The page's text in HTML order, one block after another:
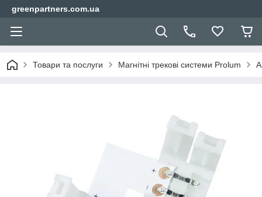
greenpartners.com.ua
Товари та послуги Магнітні трекові системи Prolum